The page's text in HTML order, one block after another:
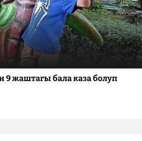
9 жаштагы бала каза болуп